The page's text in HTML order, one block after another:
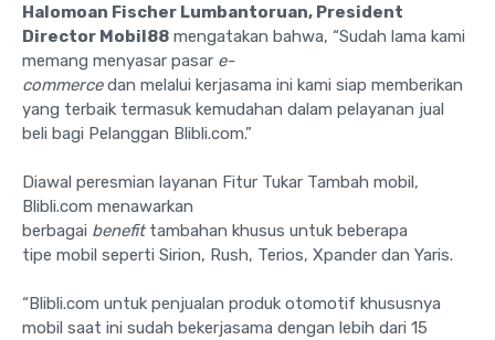
Halomoan Fischer Lumbantoruan, President
Director Mobil88 mengatakan bahwa, “Sudah lama kami
memang menyasar pasar e-
commercedan melalui kerjasama ini kami siap memberikan
yang terbaik termasuk kemudahan dalam pelayanan jual
beli bagi Pelanggan Blibli.com.”
Diawal peresmian layanan Fitur Tukar Tambah mobil,
Blibli.com menawarkan
berbagai benefittambahan khusus untuk beberapa
tipe mobil seperti Sirion, Rush, Terios, Xpander dan Yaris.
“Blibli.com untuk penjualan produk otomotif khususnya
mobil saat ini sudah bekerjasama dengan lebih dari 15